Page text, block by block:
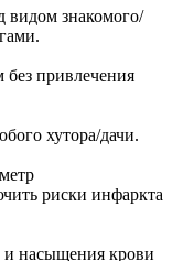
видом знакомого/
привлечения
хутора/дачи.
риски инфаркта
и насыщения крови